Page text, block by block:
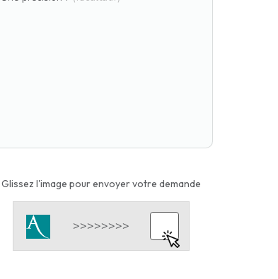
Glissez l'image pour envoyer votre demande